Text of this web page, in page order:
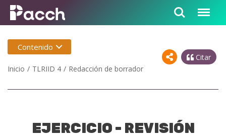
Citar
Inicio
TLRIID 4 Redacción de borrador
Contenido
EJERCICIO - REVISIÓN